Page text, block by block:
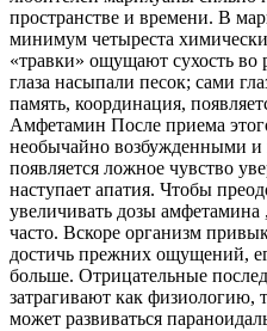
пространстве и времени. В
минимум четыреста
«травки» ощущают сухость во
глаза насыпали песок; сами
память, координация,
Амфетамин После приема
необычайно возбужденными и
появляется ложное чувство
наступает апатия. Чтобы
увеличивать дозы амфетамина
часто. Вскоре организм
достичь прежних ощущений,
больше. Отрицательные
затрагивают как физиологию,
может развиваться